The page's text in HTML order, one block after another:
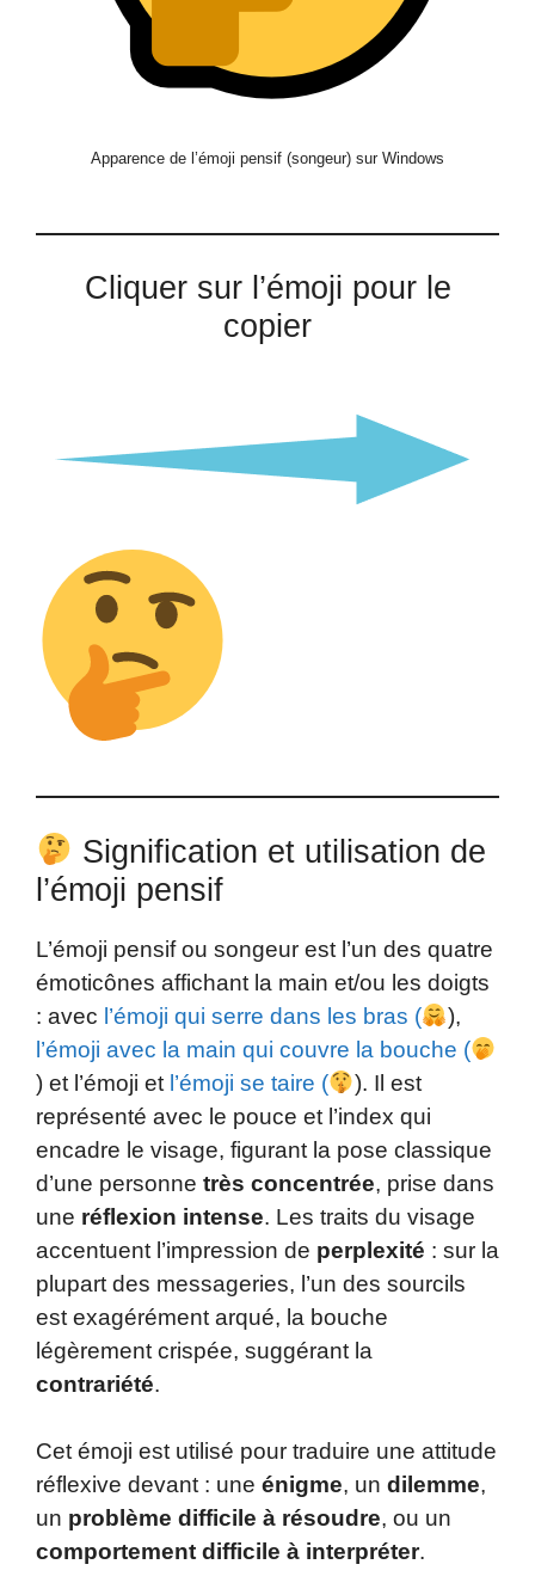
Apparence de l’émoji pensif (songeur) sur Windows
Cliquer sur l’émoji pour le
copier
Signification et utilisation de
l’émoji pensif
L’émoji pensif ou songeur est l’un des quatre
émoticônes affichant la main et/ou les doigts
: avec l’émoji qui serre dans les bras (
),
l’émoji avec la main qui couvre la bouche (
) et l’émoji et l’émoji se taire (
). Il est
représenté avec le pouce et l’index qui
encadre le visage, figurant la pose classique
d’une personne très concentrée, prise dans
une réflexion intense. Les traits du visage
accentuent l’impression de perplexité : sur la
plupart des messageries, l’un des sourcils
est exagérément arqué, la bouche
légèrement crispée, suggérant la
contrariété.
Cet émoji est utilisé pour traduire une attitude
réflexive devant : une énigme, un dilemme,
un problème difficile à résoudre, ou un
comportement difficile à interpréter.